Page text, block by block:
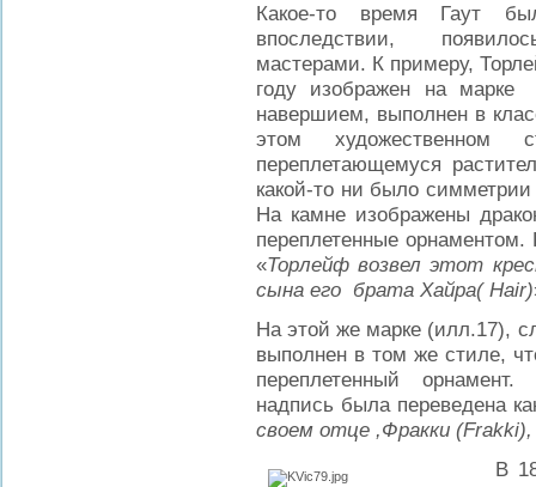
Какое-то время Гаут
впоследствии,
мастерами. К примеру,
году изображен на
навершием, выполнен в
этом художественном
переплетающемуся
какой-то ни было
На камне изображены
переплетенные
«Торлейф возвел этот
сына его брата Хайра( Hair)
На этой же марке (илл.17),
выполнен в том же стиле,
переплетенный
надпись была переведена
своем отце ,Фракки (Frakki),
В